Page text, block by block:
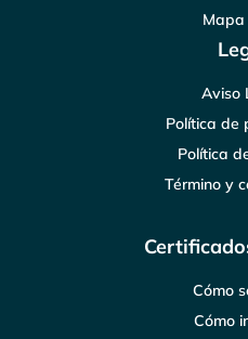
Aviso
Política de
Política
Término y
Cómo
Cómo